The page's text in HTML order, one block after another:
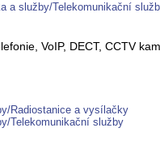
a služby/Telekomunikační
VoIP, DECT, CCTV
Radiostanice a vysílačky
Telekomunikační služby